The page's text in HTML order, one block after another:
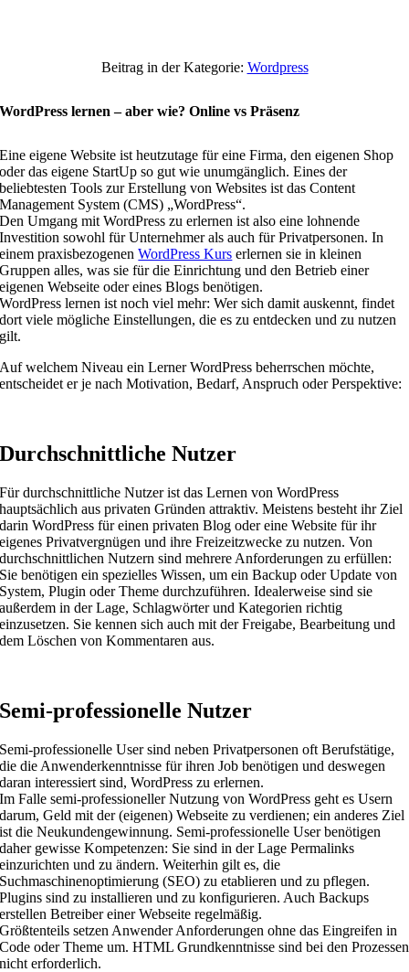
Beitrag in der Kategorie: Wordpress
WordPress lernen – aber wie? Online vs Präsenz
Eine eigene Website ist heutzutage für eine Firma, den eigenen Shop
oder das eigene StartUp so gut wie unumgänglich. Eines der
beliebtesten Tools zur Erstellung von Websites ist das Content
Management System (CMS) „WordPress“.
Den Umgang mit WordPress zu erlernen ist also eine lohnende
Investition sowohl für Unternehmer als auch für Privatpersonen. In
einem praxisbezogenenWordPress Kurs erlernen sie in kleinen
Gruppen alles, was sie für die Einrichtung und den Betrieb einer
eigenen Webseite oder eines Blogs benötigen.
WordPress lernen ist noch viel mehr: Wer sich damit auskennt, findet
dort viele mögliche Einstellungen, die es zu entdecken und zu nutzen
gilt.
Auf welchem Niveau ein Lerner WordPress beherrschen möchte,
entscheidet er je nach Motivation, Bedarf, Anspruch oder Perspektive:
Durchschnittliche Nutzer
Für durchschnittliche Nutzer ist das Lernen von WordPress
hauptsächlich aus privaten Gründen attraktiv. Meistens besteht ihr Ziel
darin WordPress für einen privaten Blog oder eine Website für ihr
eigenes Privatvergnügen und ihre Freizeitzwecke zu nutzen. Von
durchschnittlichen Nutzern sind mehrere Anforderungen zu erfüllen:
Sie benötigen ein spezielles Wissen, um ein Backup oder Update von
System, Plugin oder Theme durchzuführen. Idealerweise sind sie
außerdem in der Lage, Schlagwörter und Kategorien richtig
einzusetzen. Sie kennen sich auch mit der Freigabe, Bearbeitung und
dem Löschen von Kommentaren aus.
Semi-professionelle Nutzer
Semi-professionelle User sind neben Privatpersonen oft Berufstätige,
die die Anwenderkenntnisse für ihren Job benötigen und deswegen
daran interessiert sind, WordPress zu erlernen.
Im Falle semi-professioneller Nutzung von WordPress geht es Usern
darum, Geld mit der (eigenen) Webseite zu verdienen; ein anderes Ziel
ist die Neukundengewinnung. Semi-professionelle User benötigen
daher gewisse Kompetenzen: Sie sind in der Lage Permalinks
einzurichten und zu ändern. Weiterhin gilt es, die
Suchmaschinenoptimierung (SEO) zu etablieren und zu pflegen.
Plugins sind zu installieren und zu konfigurieren. Auch Backups
erstellen Betreiber einer Webseite regelmäßig.
Größtenteils setzen Anwender Anforderungen ohne das Eingreifen in
Code oder Theme um. HTML Grundkenntnisse sind bei den Prozessen
nicht erforderlich.